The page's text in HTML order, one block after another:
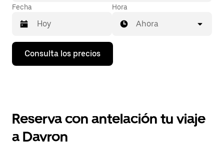
Fecha
Pulsa
flecha
calendario
seleccionar
Hora
Ahora
Consulta los precios
Reserva con antelación tu viaje
a Davron